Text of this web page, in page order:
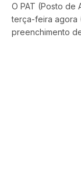
O PAT (Posto de
terça-feira agora
preenchimento